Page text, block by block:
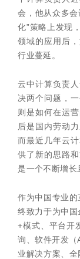
会，他从众多
化”策略上发现
领域的应用后
行业蔓延。
云中计算负责
决两个问题，
则是如何在运
后是国内劳动
而最近几年云
供了新的思路
是一个不断增长
作为中国专业
终致力于为中
+模式、平台开
询、软件开发（
业解决方案、